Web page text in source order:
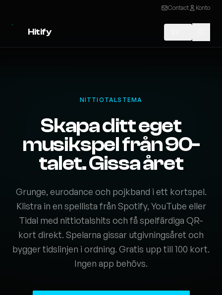
Contact Konto
Hitify
NITTIOTALSTEMA
Skapa ditt eget
musikspel från 90-
talet. Gissa året
Grunge, eurodance och pojkband i ett kortspel.
Klistra in en spellista från Spotify, YouTube eller
Tidal med nittiotalshits och få spelfärdiga QR-
kort direkt. Spelarna gissar utgivningsåret och
bygger tidslinjen i ordning. Gratis upp till 100 kort.
Ingen app behövs.